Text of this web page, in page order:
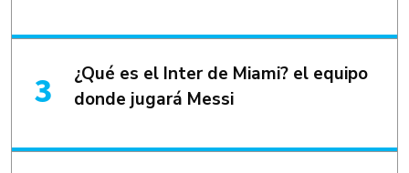
¿Qué es el Inter de Miami? el equipo
donde jugará Messi